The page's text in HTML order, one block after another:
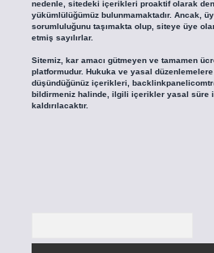
nedenle, sitedeki içerikleri proaktif olarak
yükümlülüğümüz bulunmamaktadır. Ancak,
sorumluluğunu taşımakta olup, siteye üye
etmiş sayılırlar.
Sitemiz, kar amacı gütmeyen ve tamamen
platformudur. Hukuka ve yasal düzenlemelere
düşündüğünüz içerikleri,
bildirmeniz halinde, ilgili içerikler yasal süre
kaldırılacaktır.